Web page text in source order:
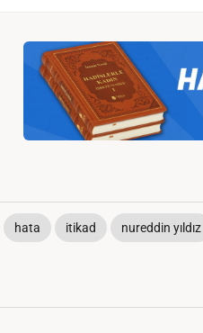
hata itikad nureddin yıldız